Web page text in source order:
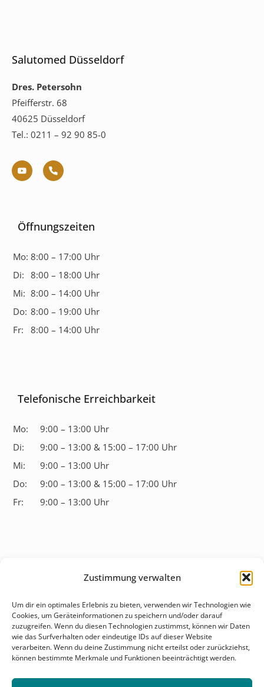
Zustimmung verwalten
Um dir ein optimales Erlebnis zu bieten, verwenden wir Technologien wie
Cookies, um Geräteinformationen zu speichern und/oder darauf
zuzugreifen. Wenn du diesen Technologien zustimmst, können wir Daten
wie das Surfverhalten oder eindeutige IDs auf dieser Website
verarbeiten. Wenn du deine Zustimmung nicht erteilst oder zurückziehst,
können bestimmte Merkmale und Funktionen beeinträchtigt werden.
Salutomed Düsseldorf
Dres. Petersohn
Pfeifferstr. 68
40625 Düsseldorf
Tel.: 0211 – 92 90 85-0
Öffnungszeiten
Mo: 8:00 – 17:00 Uhr
Di: 8:00 – 18:00 Uhr
Mi: 8:00 – 14:00 Uhr
Do: 8:00 – 19:00 Uhr
Fr:
8:00 – 14:00 Uhr
Telefonische Erreichbarkeit
Mo:
9:00 – 13:00 Uhr
Di:
9:00 – 13:00 & 15:00 – 17:00 Uhr
Mi:
9:00 – 13:00 Uhr
Do:
9:00 – 13:00 & 15:00 – 17:00 Uhr
Fr:
9:00 – 13:00 Uhr
Behandlungsfelder
Karriere